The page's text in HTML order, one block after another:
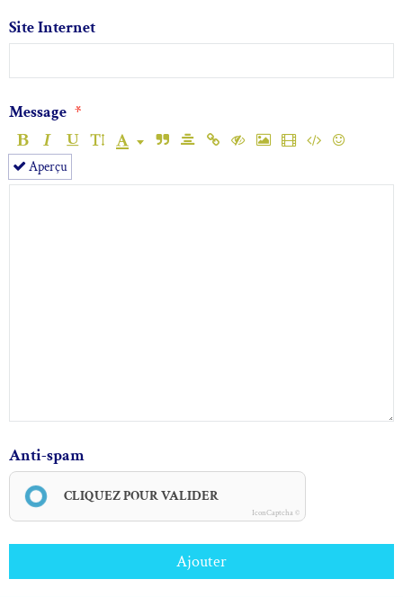
Site Internet
Message
Aperçu
Anti-spam
CLIQUEZ POUR VALIDER
IconCaptcha ©
Ajouter